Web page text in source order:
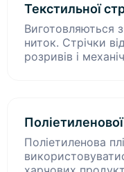
Текстильної
Виготовляються
ниток. Стрічки
розривів і
Поліетиленова